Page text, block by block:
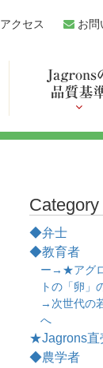
アクセス お問
Category
◆弁士
◆教育者
ー→★アグ
トの「卵」
→次世代の
へ
★Jagrons
◆農学者